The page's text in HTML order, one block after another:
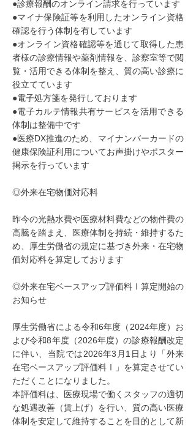
●診療報酬のオンライン請求を行っています
●マイナ保険証等を利用したオンライン資格
確認を行う体制を有しています
●オンライン資格確認等を通じて取得した患
者様の診療情報や薬剤情報を、診察室等で閲
覧・活用できる体制を整え、質の高い診療に
役立てています
●電子処方箋を発行しております
●電子カルテ情報共有サービスを活用できる
体制は整備中です
●医療DX推進のため、マイナンバーカードの
健康保険証利用についてお声掛けやポスター
掲示を行っています
​◎外来在宅物価対応料
昨今の光熱水費や医療材料費などの物件費の
高騰を踏まえ、医療体制を持続・維持するた
め、厚生労働省の規定に基づき外来・在宅物
価対応料を算定しております
◎外来在宅ベースアップ評価料Ⅰ算定開始の
お知らせ
厚生労働省による令和6年度（2024年度）お
よび令和8年度（2026年度）の診療報酬改定
に伴い、当院では2026年3月1日より「外来
在宅ベースアップ評価料Ⅰ」を算定させてい
ただくことになりました。
本評価料は、医療現場で働くスタッフの適切
な処遇改善（賃上げ）を行い、質の高い医療
体制を安定して維持することを目的として新